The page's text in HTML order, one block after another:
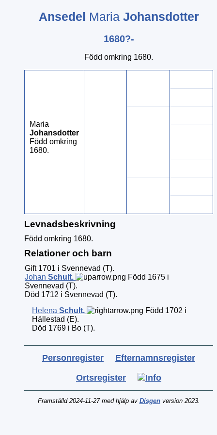
Ansedel Maria Johansdotter
1680?-
Född omkring 1680.
Maria
Johansdotter
Född omkring
1680.
Levnadsbeskrivning
Född omkring 1680.
Relationer och barn
Gift 1701 i Svennevad (T).
Johan Schult.
Född 1675 i
Svennevad (T).
Död 1712 i Svennevad (T).
Helena Schult.
Född 1702 i
Hällestad (E).
Död 1769 i Bo (T).
Personregister Efternamnsregister
Ortsregister
Framställd 2024-11-27 med hjälp av Disgenversion 2023.